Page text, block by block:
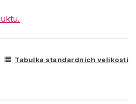
Tabulka standardních velikostí